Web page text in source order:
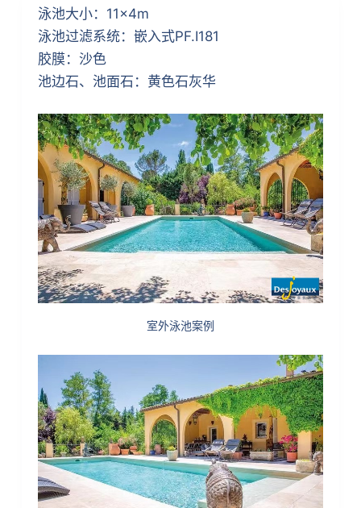
泳池大小：11×4m
泳池过滤系统：嵌入式PF.I181
胶膜：沙色
池边石、池面石：黄色石灰华
室外泳池案例